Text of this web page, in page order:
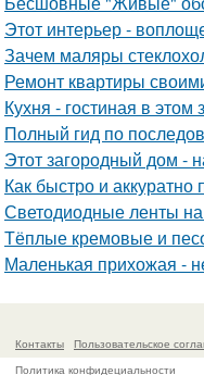
Этот интерьер -
Зачем маляры
Ремонт квартиры
Кухня - гостиная в
Полный гид по
Этот загородный дом -
Как быстро и аккуратно
Светодиодные ленты
Тёплые кремовые и
Маленькая прихожая -
Контакты
Пользовательское
Политика конфидециальности